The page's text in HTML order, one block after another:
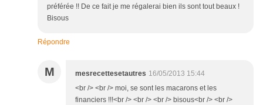
préférée !! De ce fait je me régalerai bien ils sont tout beaux !
Bisous
Répondre
M mesrecettesetautres 16/05/2013 15:44
<br /> <br /> moi, se sont les macarons et les
financiers !!!<br /> <br /> <br /> bisous<br /> <br />